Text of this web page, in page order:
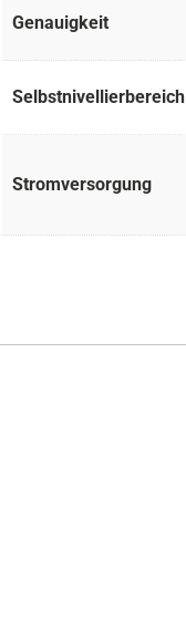
Genauigkeit
Selbstnivellierbereich
Stromversorgung